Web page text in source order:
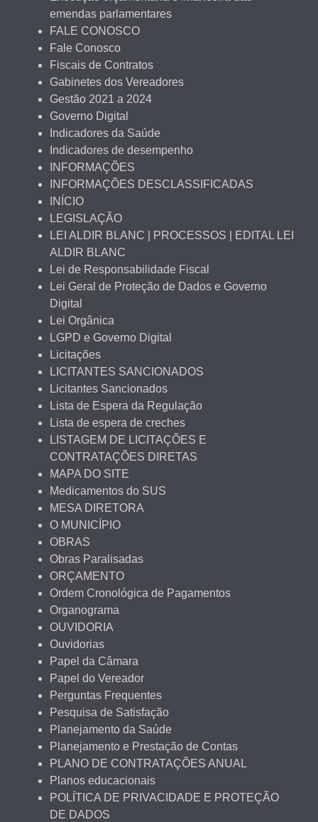
emendas parlamentares
FALE CONOSCO
Fale Conosco
Fiscais de Contratos
Gabinetes dos Vereadores
Gestão 2021 a 2024
Governo Digital
Indicadores da Saúde
Indicadores de desempenho
INFORMAÇÕES
INFORMAÇÕES DESCLASSIFICADAS
INÍCIO
LEGISLAÇÃO
LEI ALDIR BLANC | PROCESSOS | EDITAL LEI
ALDIR BLANC
Lei de Responsabilidade Fiscal
Lei Geral de Proteção de Dados e Governo
Digital
Lei Orgânica
LGPD e Governo Digital
Licitações
LICITANTES SANCIONADOS
Licitantes Sancionados
Lista de Espera da Regulação
Lista de espera de creches
LISTAGEM DE LICITAÇÕES E
CONTRATAÇÕES DIRETAS
MAPA DO SITE
Medicamentos do SUS
MESA DIRETORA
O MUNICÍPIO
OBRAS
Obras Paralisadas
ORÇAMENTO
Ordem Cronológica de Pagamentos
Organograma
OUVIDORIA
Ouvidorias
Papel da Câmara
Papel do Vereador
Perguntas Frequentes
Pesquisa de Satisfação
Planejamento da Saúde
Planejamento e Prestação de Contas
PLANO DE CONTRATAÇÕES ANUAL
Planos educacionais
POLÍTICA DE PRIVACIDADE E PROTEÇÃO
DE DADOS